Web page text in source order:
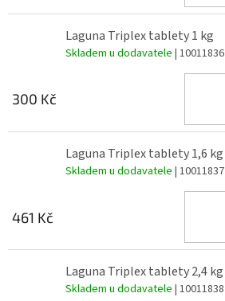
Laguna Triplex tablety 1 kg
Skladem u dodavatele | 10011836
300 Kč
Laguna Triplex tablety 1,6 kg
Skladem u dodavatele | 10011837
461 Kč
Laguna Triplex tablety 2,4 kg
Skladem u dodavatele | 10011838